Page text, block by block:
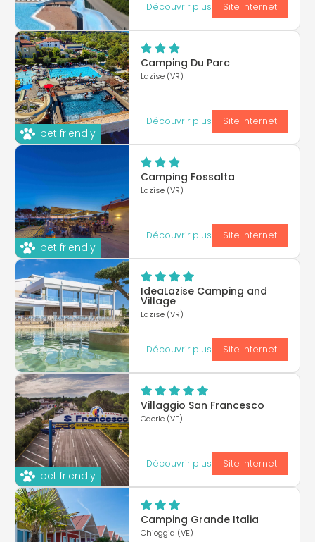
Découvrir plus Site Internet
pet friendly
Camping Du Parc
Lazise (VR)
Découvrir plus Site Internet
pet friendly
Camping Fossalta
Lazise (VR)
Découvrir plus Site Internet
IdeaLazise Camping and
Village
Lazise (VR)
Découvrir plus Site Internet
pet friendly
Villaggio San Francesco
Caorle (VE)
Découvrir plus Site Internet
Camping Grande Italia
Chioggia (VE)